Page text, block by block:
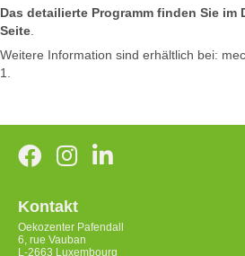
Das detailierte Programm finden Sie im
Seite
Weitere Information sind erhältlich bei:
1.
Kontakt
Oekozenter Pafendall
6, rue Vauban
L-2663 Luxembourg